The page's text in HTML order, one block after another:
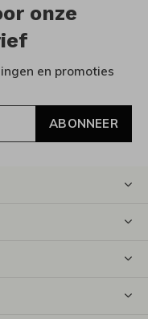
onze
en promoties
ABONNEER